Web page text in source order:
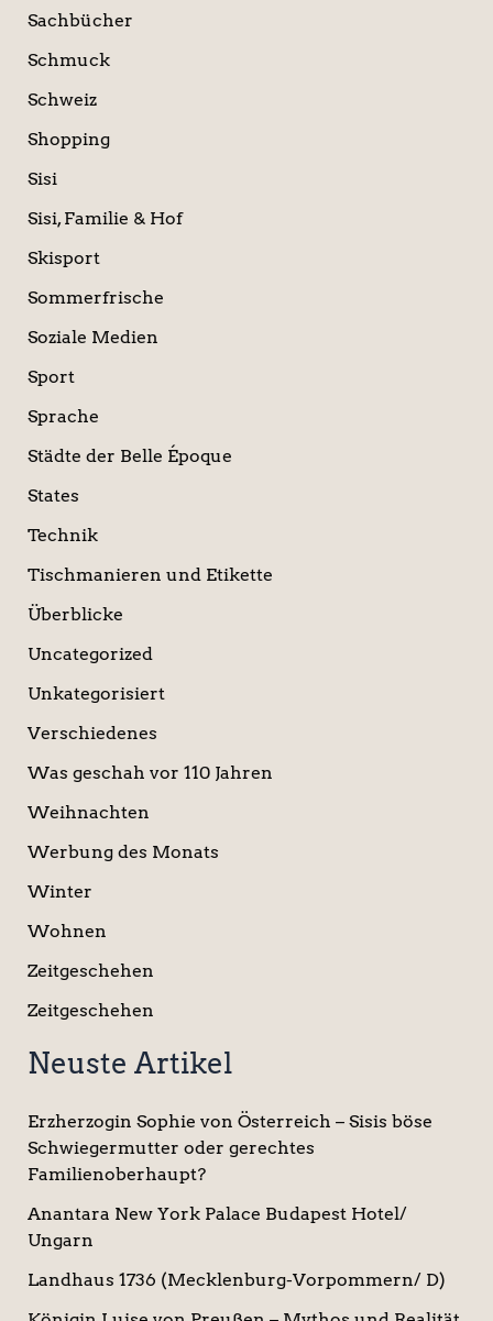
Sachbücher
Schmuck
Schweiz
Shopping
Sisi
Sisi, Familie & Hof
Skisport
Sommerfrische
Soziale Medien
Sport
Sprache
Städte der Belle Époque
States
Technik
Tischmanieren und Etikette
Überblicke
Uncategorized
Unkategorisiert
Verschiedenes
Was geschah vor 110 Jahren
Weihnachten
Werbung des Monats
Winter
Wohnen
Zeitgeschehen
Zeitgeschehen
Neuste Artikel
Erzherzogin Sophie von Österreich – Sisis böse
Schwiegermutter oder gerechtes
Familienoberhaupt?
Anantara New York Palace Budapest Hotel/
Ungarn
Landhaus 1736 (Mecklenburg-Vorpommern/ D)